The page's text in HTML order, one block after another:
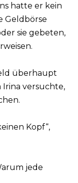
hatte er kein
Geldbörse
sie gebeten,
überhaupt
versuchte,
Kopf“,
jede